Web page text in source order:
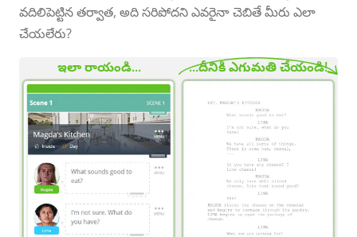
వదిలిపెట్టిన తర్వాత, అది సరిపోదని ఎవరైనా చెబితే మీరు ఎలా
చేయలేరు?
ఇలా రాయండి... ...దీనికి ఎగుమతి చేయండి!